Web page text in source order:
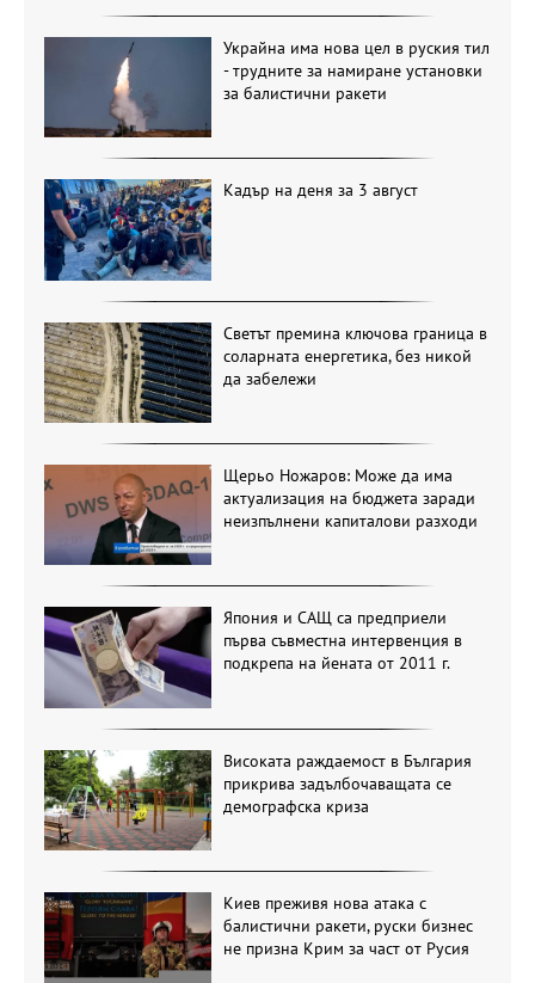
Украйна има нова цел в руския тил
- трудните за намиране установки
за балистични ракети
Кадър на деня за 3 август
Светът премина ключова граница в
соларната енергетика, без никой
да забележи
Щерьо Ножаров: Може да има
актуализация на бюджета заради
неизпълнени капиталови разходи
Япония и САЩ са предприели
първа съвместна интервенция в
подкрепа на йената от 2011 г.
Високата раждаемост в България
прикрива задълбочаващата се
демографска криза
Киев преживя нова атака с
балистични ракети, руски бизнес
не призна Крим за част от Русия